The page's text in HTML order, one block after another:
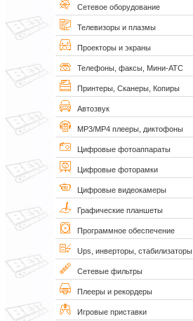
Сетевое оборудование
Телевизоры и плазмы
Проекторы и экраны
Телефоны, факсы, Мини-АТС
Принтеры, Сканеры, Копиры
Автозвук
MP3/MP4 плееры, диктофоны
Цифровые фотоаппараты
Цифровые фоторамки
Цифровые видеокамеры
Графические планшеты
Программное обеспечение
Ups, инверторы, стабилизаторы
Сетевые фильтры
Плееры и рекордеры
Игровые приставки